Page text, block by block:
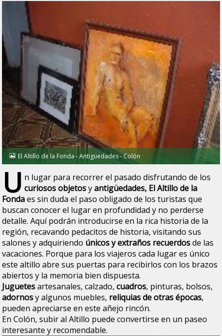
El Altillo de la Fonda - Antigüedades - Colón
U n lugar para recorrer el pasado disfrutando de los
curiosos objetosyantigüedades, El Altillo de la
Fondaes sin duda el paso obligado de los turistas que
buscan conocer el lugar en profundidad y no perderse
detalle. Aquí podrán introducirse en la rica historia de la
región, recavando pedacitos de historia, visitando sus
salones y adquiriendo únicos y extraños recuerdosde las
vacaciones. Porque para los viajeros cada lugar es único
este altillo abre sus puertas para recibirlos con los brazos
abiertos y la memoria bien dispuesta.
Juguetesartesanales, calzado,cuadros, pinturas, bolsos,
adornosy algunos muebles, reliquias de otras épocas,
pueden apreciarse en este añejo rincón.
En Colón, subir al Altillo puede convertirse en un paseo
interesante y recomendable.